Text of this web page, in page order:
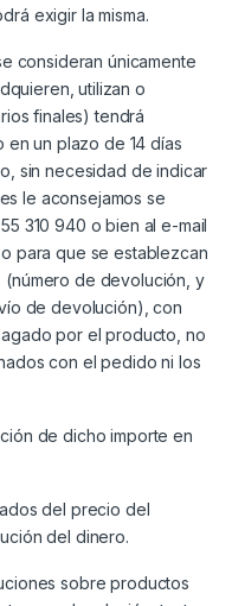
exigir la misma.
consideran únicamente
utilizan o
finales) tendrá
un plazo de 14 días
sin necesidad de indicar
le aconsejamos se
310 940 o bien al e-mail
para que se establezcan
de devolución, y
de devolución), con
por el producto, no
con el pedido ni los
de dicho importe en
del precio del
del dinero.
sobre productos